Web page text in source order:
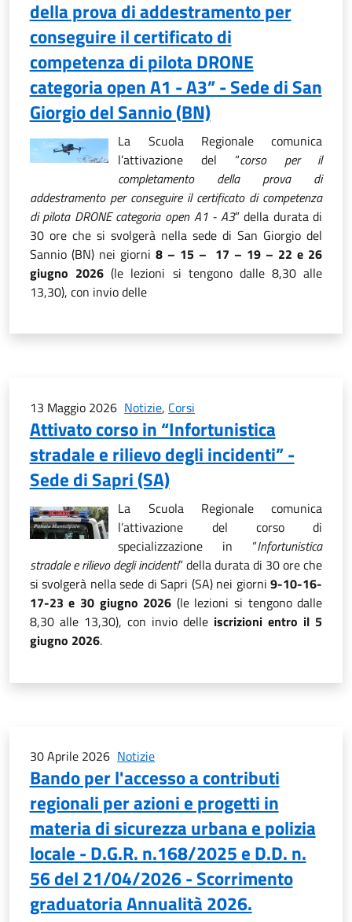
della prova di addestramento per
conseguire il certificato di
competenza di pilota DRONE
categoria open A1 - A3” - Sede di San
Giorgio del Sannio (BN)
La Scuola Regionale comunica
l’attivazione del “corso per il
completamento della prova di
addestramento per conseguire il certificato di competenza
di pilota DRONE categoria open A1 - A3” della durata di
30 ore che si svolgerà nella sede di San Giorgio del
Sannio (BN) nei giorni 8 – 15 – 17 – 19 – 22 e 26
giugno 2026(le lezioni si tengono dalle 8,30 alle
13,30), con invio delle
13 Maggio 2026 Notizie, Corsi
Attivato corso in “Infortunistica
stradale e rilievo degli incidenti” -
Sede di Sapri (SA)
La Scuola Regionale comunica
l’attivazione del corso di
specializzazione in “Infortunistica
stradale e rilievo degli incidenti” della durata di 30 ore che
si svolgerà nella sede di Sapri (SA) nei giorni 9-10-16-
17-23 e 30 giugno 2026 (le lezioni si tengono dalle
8,30 alle 13,30), con invio delle iscrizioni entro il 5
giugno 2026.
30 Aprile 2026 Notizie
Bando per l'accesso a contributi
regionali per azioni e progetti in
materia di sicurezza urbana e polizia
locale - D.G.R. n.168/2025 e D.D. n.
56 del 21/04/2026 - Scorrimento
graduatoria Annualità 2026.